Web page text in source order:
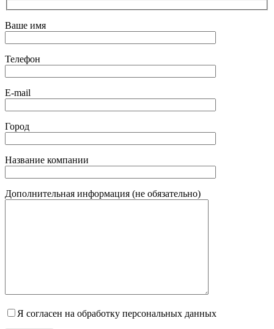
Ваше имя
Телефон
E-mail
Город
Название компании
Дополнительная информация (не обязательно)
Я согласен на обработку персональных данных